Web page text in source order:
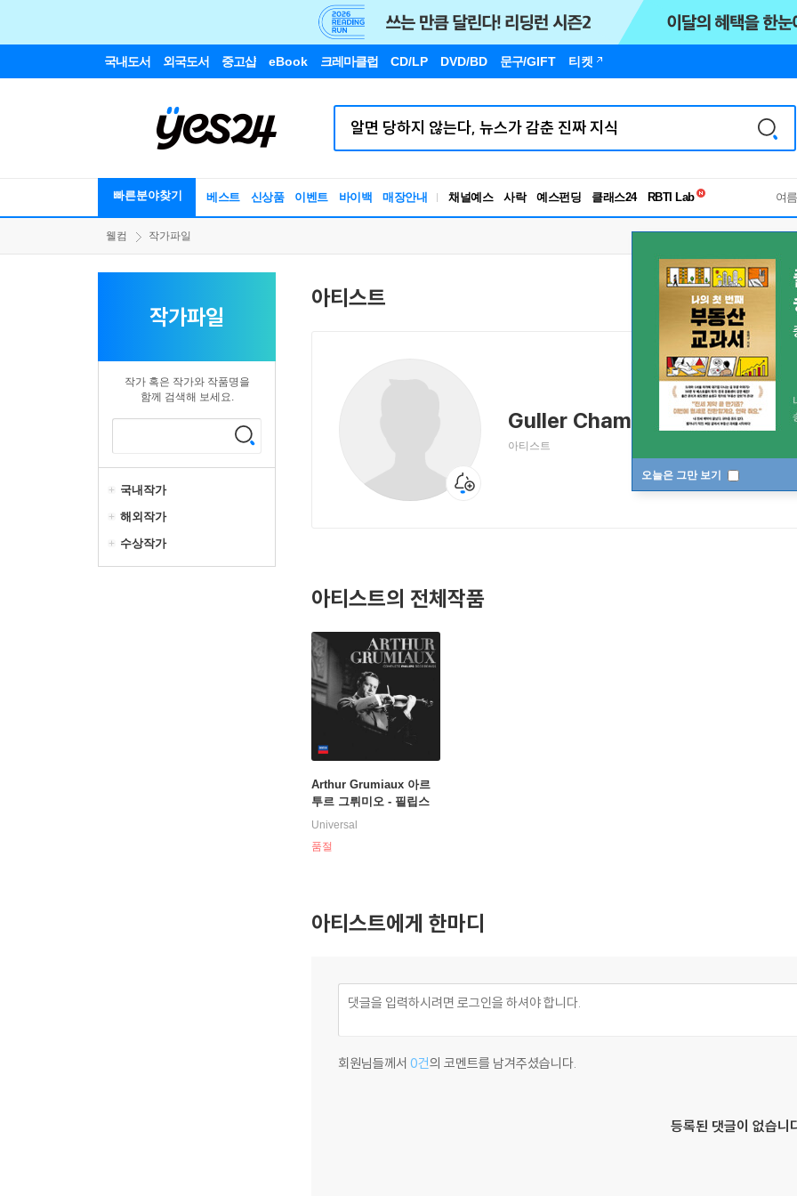
국내도서 외국도서 중고샵 eBook 크레마클럽 CD/LP DVD/BD 문구/GIFT 티켓
빠른분야찾기 베스트 신상품 이벤트 바이백 매장안내 채널예스 사락 예스펀딩 클래스24
RBTI Lab
독서유형검사
여
오늘은 그만 보기
웰컴 작가파일
작가파일
작가 혹은 작가와 작품명을
함께 검색해 보세요.
국내작가
해외작가
수상작가
아티스트
Guller Chamber Orchestra
아티스트
아티스트의 전체작품
Arthur Grumiaux 아르
투르 그뤼미오 - 필립스
녹음 전집 (Complete Ph
Universal
품절
아티스트에게 한마디
회원님들께서 0건의 코멘트를 남겨주셨습니다.
등록된 댓글이 없습니